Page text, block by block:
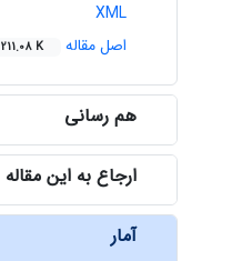
XML
اصل مقاله
211.08 K
هم رسانی
ارجاع به این مقاله
آمار